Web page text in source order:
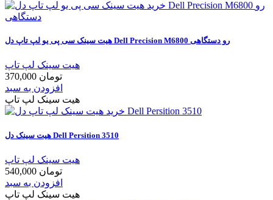
هیت سینک سی پی یو لپ تاپ دل Dell Precision M6800 رو دستگاهی
هیت سینک لپ تاپ
370,000 تومان
افزودن به سبد
هیت سینک لپ تاپ
هیت سینک دل Dell Persition 3510
هیت سینک لپ تاپ
540,000 تومان
افزودن به سبد
هیت سینک لپ تاپ